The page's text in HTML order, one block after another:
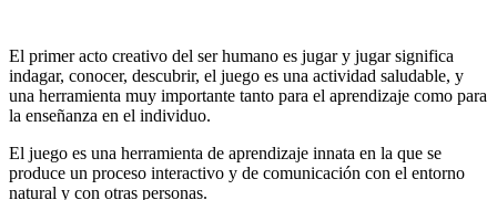
El primer acto creativo del ser humano es jugar y jugar significa
indagar, conocer, descubrir, el juego es una actividad saludable, y
una herramienta muy importante tanto para el aprendizaje como para
la enseñanza en el individuo.
El juego es una herramienta de aprendizaje innata en la que se
produce un proceso interactivo y de comunicación con el entorno
natural y con otras personas.